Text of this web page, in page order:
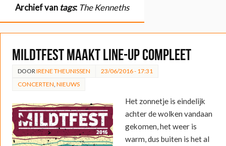
Archief van tags: The Kenneths
Mildtfest maakt line-up compleet
DOOR IRENE THEUNISSEN
23/06/2016 - 17:31
CONCERTEN NIEUWS
Het zonnetje is eindelijk
achter de wolken vandaan
gekomen, het weer is
warm, dus buiten is het al